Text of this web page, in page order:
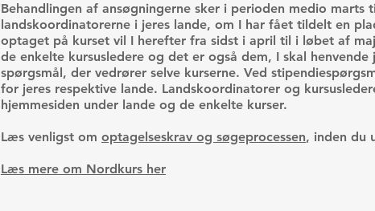
Behandlingen af ansøgningerne sker i perioden medio marts
landskoordinatorerne i jeres lande, om I har fået tildelt en
optaget på kurset vil I herefter fra sidst i april til i løbet af
de enkelte kursusledere og det er også dem, I skal
spørgsmål, der vedrører selve kurserne. Ved
for jeres respektive lande. Landskoordinatorer og
hjemmesiden under lande og de enkelte kurser.
Læs venligst om optagelseskrav og søgeprocessen, inden du
Læs mere om Nordkurs her